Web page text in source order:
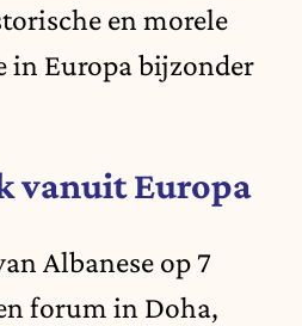
en morele
in Europa bijzonder
vanuit Europa
Albanese op 7
forum in Doha,